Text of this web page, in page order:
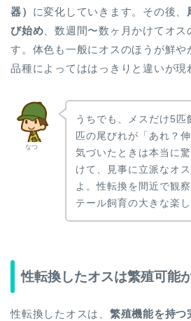
器） に変化していきます。その後、
び始め 、数週間〜数ヶ月かけてオ
す。体色も一般にオスのほうが鮮や
品種によってははっきりと違いが現
なつ
うちでも、メスだけ5匹
匹の尾びれが「あれ？
気づいたときは本当に
けて、見事に立派なオ
よ。性転換を間近で観
テール飼育の大きな楽
性転換したオスは繁殖可能
性転換したオスは、 繁殖機能を持つ